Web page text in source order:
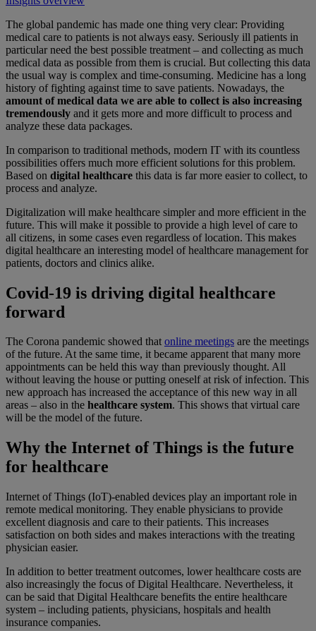
The global pandemic has made one thing very clear: Providing
medical care to patients is not always easy. Seriously ill patients in
particular need the best possible treatment – and collecting as much
medical data as possible from them is crucial. But collecting this data
the usual way is complex and time-consuming. Medicine has a long
history of fighting against time to save patients. Nowadays, the
amount of medical data we are able to collect is also increasing
tremendously and it gets more and more difficult to process and
analyze these data packages.
In comparison to traditional methods, modern IT with its countless
possibilities offers much more efficient solutions for this problem.
Based on digital healthcare this data is far more easier to collect, to
process and analyze.
Digitalization will make healthcare simpler and more efficient in the
future. This will make it possible to provide a high level of care to
all citizens, in some cases even regardless of location. This makes
digital healthcare an interesting model of healthcare management for
patients, doctors and clinics alike.
Covid-19 is driving digital healthcare
forward
The Corona pandemic showed thatonline meetings are the meetings
of the future. At the same time, it became apparent that many more
appointments can be held this way than previously thought. All
without leaving the house or putting oneself at risk of infection. This
new approach has increased the acceptance of this new way in all
areas – also in the healthcare system. This shows that virtual care
will be the model of the future.
Why the Internet of Things is the future
for healthcare
Internet of Things (IoT)-enabled devices play an important role in
remote medical monitoring. They enable physicians to provide
excellent diagnosis and care to their patients. This increases
satisfaction on both sides and makes interactions with the treating
physician easier.
In addition to better treatment outcomes, lower healthcare costs are
also increasingly the focus of Digital Healthcare. Nevertheless, it
can be said that Digital Healthcare benefits the entire healthcare
system – including patients, physicians, hospitals and health
insurance companies.